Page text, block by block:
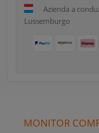
Azienda a
Lussemburgo
MONITOR